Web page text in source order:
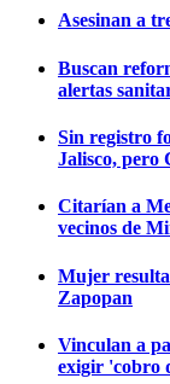
Asesinan a
Buscan
alertas
Sin registro
Jalisco, pero
Citarían a
vecinos de
Mujer
Zapopan
Vinculan a
exigir 'cobro